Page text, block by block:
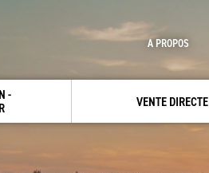
-
VENTE DIRECTE
A PROPOS